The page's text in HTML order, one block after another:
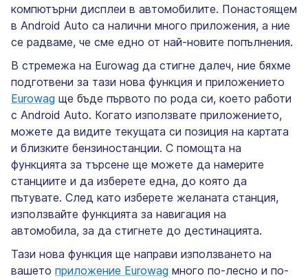
компютърни дисплеи в автомобилите. Понастоящем
в Android Auto са налични много приложения, а ние
се радваме, че сме едно от най-новите попълнения.
В стремежа на Eurowag да стигне далеч, ние бяхме
подготвени за тази нова функция и приложението
Eurowag ще бъде първото по рода си, което работи
с Android Auto. Когато използвате приложението,
можете да видите текущата си позиция на картата
и близките бензиностанции. С помощта на
функцията за търсене ще можете да намерите
станциите и да изберете една, до която да
пътувате. След като изберете желаната станция,
използвайте функцията за навигация на
автомобила, за да стигнете до дестинацията.
Тази нова функция ще направи използването на
вашето приложение Eurowag много по-лесно и по-